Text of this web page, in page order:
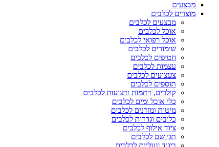
מבצעים
מוצרים לכלבים
מבצעים לכלבים
אוכל לכלבים
אוכל רפואי לכלבים
שימורים לכלבים
חטיפים לכלבים
עצמות לכלבים
צעצועים לכלבים
תוספים לכלבים
קולרים, רתמות ורצועות לכלבים
כלי אוכל ומים לכלבים
מיטות ומזרנים לכלבים
כלובים וגדרות לכלבים
ציוד אילוף לכלבים
תגי שם לכלבים